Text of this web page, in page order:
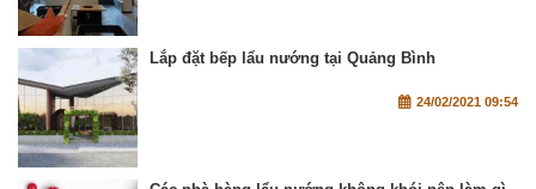
Lắp đặt bếp lẩu nướng tại Quảng Bình
24/02/2021 09:54